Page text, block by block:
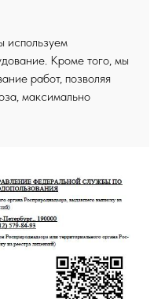
используем
Кроме того, мы
работ, позволяя
максимально